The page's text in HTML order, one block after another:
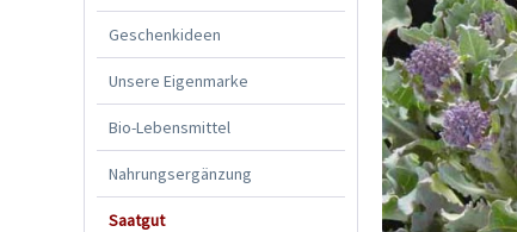
Geschenkideen
Unsere Eigenmarke
Bio-Lebensmittel
Nahrungsergänzung
Saatgut